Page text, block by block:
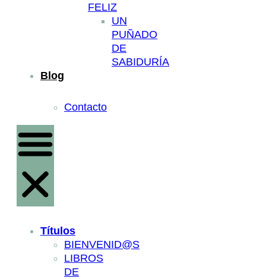
FELIZ
UN
PUÑADO
DE
SABIDURÍA
Blog
Contacto
Títulos
BIENVENID@S
LIBROS
DE